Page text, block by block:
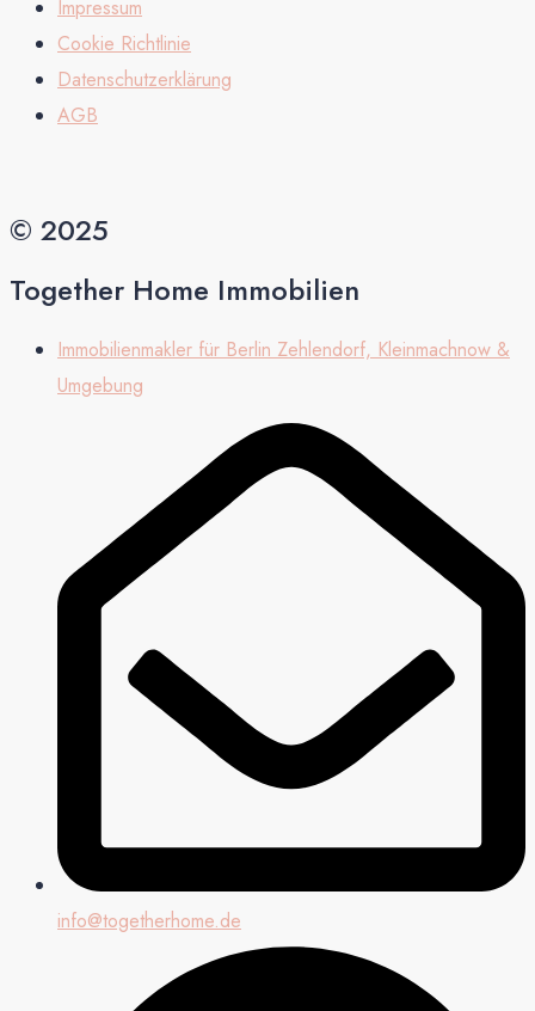
Impressum
Cookie Richtlinie
Datenschutzerklärung
AGB
© 2025
Together Home Immobilien
Immobilienmakler für Berlin Zehlendorf, Kleinmachnow &
Umgebung
info@togetherhome.de